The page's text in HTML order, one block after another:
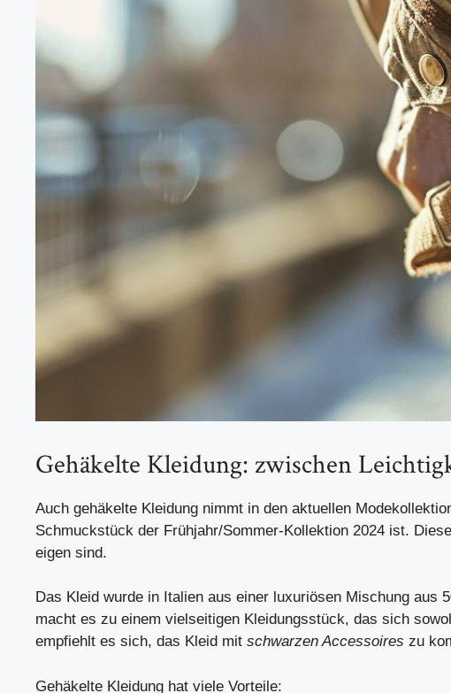
Gehäkelte Kleidung: zwischen
Auch gehäkelte Kleidung nimmt in den aktuellen
Schmuckstück der Frühjahr/Sommer-Kollektion 2024 ist.
eigen sind.
Das Kleid wurde in Italien aus einer luxuriösen Mischung aus
macht es zu einem vielseitigen Kleidungsstück, das sich
empfiehlt es sich, das Kleid mit schwarzen Accessoires zu
Gehäkelte Kleidung hat viele Vorteile: